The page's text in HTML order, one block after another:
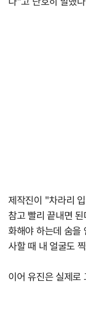
제작진이 "차라리
참고 빨리 끝내면
화해야 하는데 숨을
사할 때 내 얼굴도
이어 유진은 실제로